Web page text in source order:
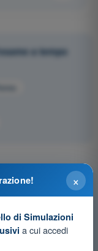
a tempo
×
di Simulazioni
a cui accedi